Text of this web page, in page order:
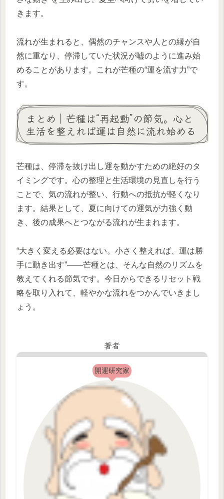
きます。
流れが生まれると、偶然のチャンスや人との縁が自
然に重なり、停滞していた状況が嘘のように進み始
めることがあります。これが芒種の“運を流す力”で
す。
まとめ｜芒種は“再起動”の節気。心と
生活を整えれば運は自然に流れ始める
芒種は、停滞を抜け出し運を動かすための絶好のタ
イミングです。心の整理と生活環境の見直しを行う
ことで、気の流れが整い、行動への抵抗が軽くなり
ます。結果として、夏に向けての運気が力強く動
き、後の成果へとつながる流れが生まれます。
“大きく変える必要はない。小さく整えれば、運は勝
手に動き出す”——芒種とは、そんな自然のリズムを
教えてくれる節気です。今日からできるリセット戦
略を取り入れて、軽やかな流れをつかんでいきまし
ょう。
著者
開運研究家